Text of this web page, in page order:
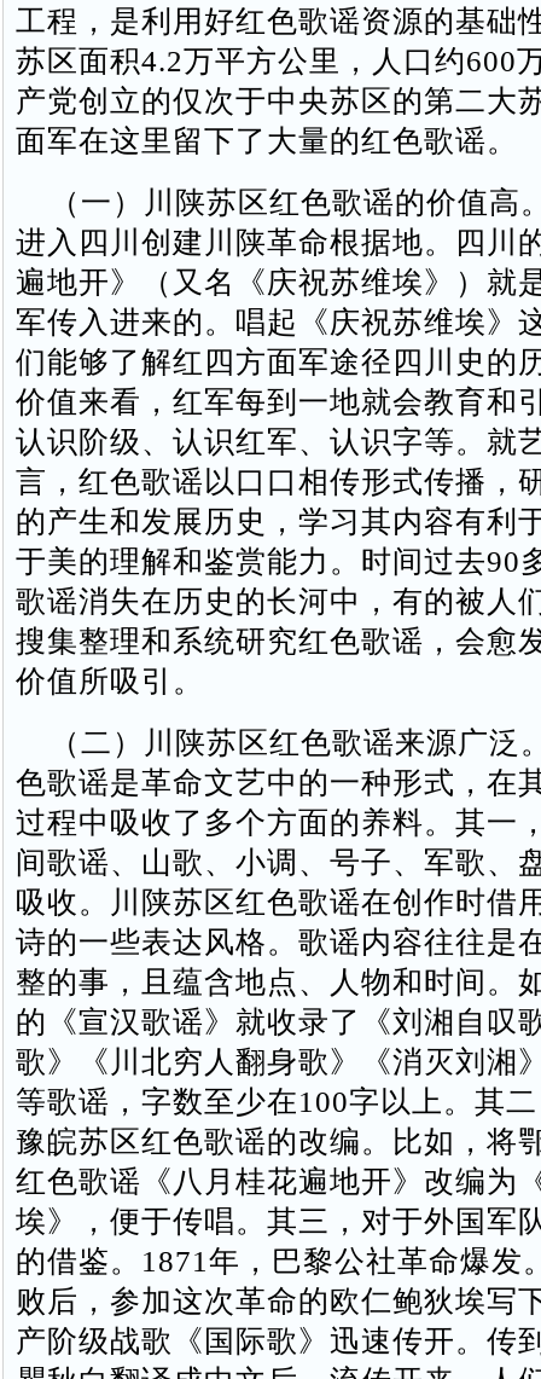
工程，是利用好红色歌谣资源的基础
苏区面积4.2万平方公里，人口约600
产党创立的仅次于中央苏区的第二大
面军在这里留下了大量的红色歌谣。
（一）川陕苏区红色歌谣的价值高
进入四川创建川陕革命根据地。四川
遍地开》（又名《庆祝苏维埃》）就
军传入进来的。唱起《庆祝苏维埃》
们能够了解红四方面军途径四川史的
价值来看，红军每到一地就会教育和
认识阶级、认识红军、认识字等。就
言，红色歌谣以口口相传形式传播，
的产生和发展历史，学习其内容有利
于美的理解和鉴赏能力。时间过去90
歌谣消失在历史的长河中，有的被人
搜集整理和系统研究红色歌谣，会愈
价值所吸引。
（二）川陕苏区红色歌谣来源广泛
色歌谣是革命文艺中的一种形式，在
过程中吸收了多个方面的养料。其一
间歌谣、山歌、小调、号子、军歌、
吸收。川陕苏区红色歌谣在创作时借
诗的一些表达风格。歌谣内容往往是
整的事，且蕴含地点、人物和时间。
的《宣汉歌谣》就收录了《刘湘自叹
歌》《川北穷人翻身歌》《消灭刘湘
等歌谣，字数至少在100字以上。其
豫皖苏区红色歌谣的改编。比如，将
红色歌谣《八月桂花遍地开》改编为
埃》，便于传唱。其三，对于外国军
的借鉴。1871年，巴黎公社革命爆发
败后，参加这次革命的欧仁鲍狄埃写
产阶级战歌《国际歌》迅速传开。传